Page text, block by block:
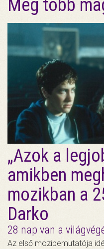
Még több
„Azok a
amikben
mozikban a
Darko
28 nap van a
Az első mozibemutatója